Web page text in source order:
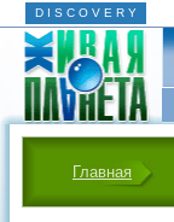
D I S C O V E R Y
Главная